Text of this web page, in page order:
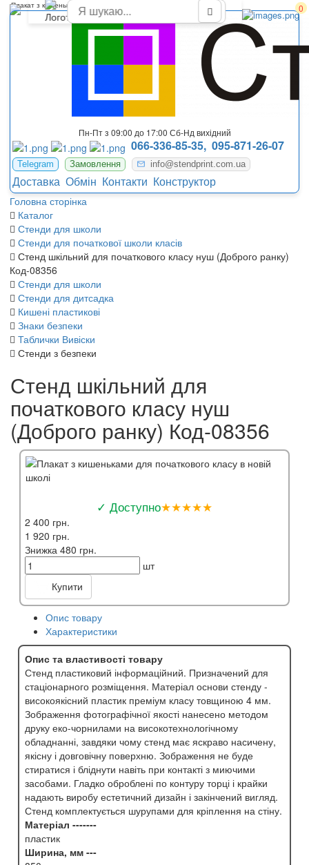
0
Пн-Пт з 09:00 до 17:00 Сб-Нд вихідний
066-336-85-35, 095-871-26-07
Telegram Замовлення info@stendprint.com.ua
Доставка Обмін Контакти Конструктор
Головна сторінка
Каталог
Стенди для школи
Стенди для початкової школи класів
Стенд шкільний для початкового класу нуш (Доброго ранку)
Код-08356
Стенди для школи
Стенди для дитсадка
Кишені пластикові
Знаки безпеки
Таблички Вивіски
Стенди з безпеки
Плакат з кишеньками для початкового класу в новій школі
Стенд шкільний для
початкового класу нуш
(Доброго ранку) Код-08356
✓ Доступно★★★★★
2 400 грн.
1 920 грн.
Знижка 480 грн.
шт
Купити
Опис товару
Характеристики
Опис та властивості товару
Стенд пластиковий інформаційний. Призначений для
стаціонарного розміщення. Матеріал основи стенду -
високоякісний пластик преміум класу товщиною 4 мм.
Зображення фотографічної якості нанесено методом
друку еко-чорнилами на високотехнологічному
обладнанні, завдяки чому стенд має яскраво насичену,
якісну і довговічну поверхню. Зображення не буде
стиратися і бліднути навіть при контакті з миючими
засобами. Гладко оброблені по контуру торці і крайки
надають виробу естетичний дизайн і закінчений вигляд.
Стенд комплектується шурупами для кріплення на стіну.
Матеріал -------
пластик
Ширина, мм ---